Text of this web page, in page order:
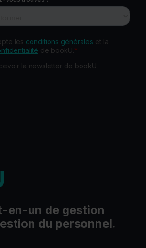
en-un de gestion
du personnel.